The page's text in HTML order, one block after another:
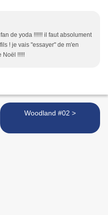
de yoda !!!!!! il faut absolument
! je vais "essayer" de m'en
Noël !!!!!
Woodland #02 >